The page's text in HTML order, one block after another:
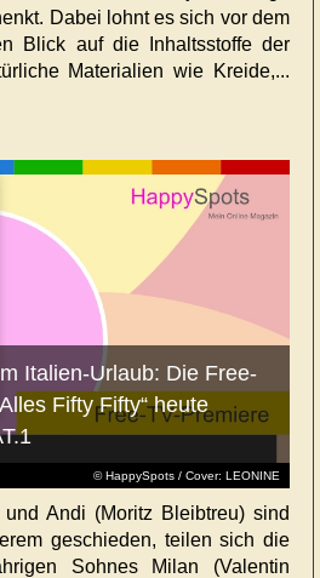
Dabei lohnt es sich vor dem
Blick auf die Inhaltsstoffe der
Materialien wie Kreide,...
© HappySpots / Cover: LEONINE
Italien-Urlaub: Die Free-
Fifty Fifty“ heute
Andi (Moritz Bleibtreu) sind
geschieden, teilen sich die
Sohnes Milan (Valentin